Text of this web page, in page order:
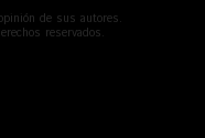
de sus autores.
reservados.